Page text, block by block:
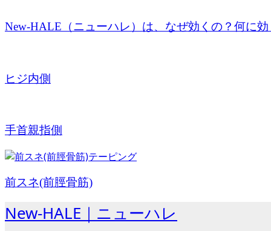
New-HALE（ニューハレ）は、なぜ効くの？何に効
ヒジ内側
手首親指側
前スネ(前脛骨筋)
New-HALE｜ニューハレ